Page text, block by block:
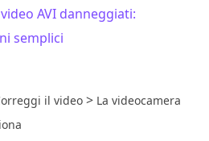
AVI danneggiati:
semplici
il video > La videocamera